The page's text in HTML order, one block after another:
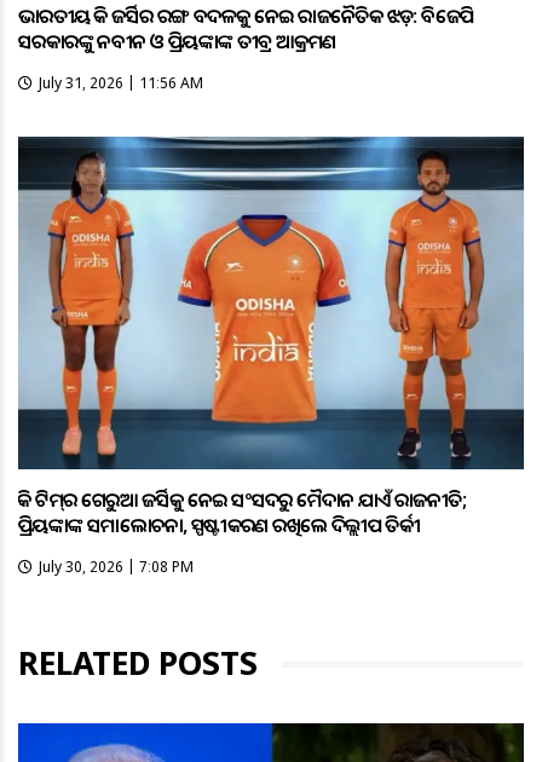
ଭାରତୀୟ ହକି ଜର୍ସିର ରଙ୍ଗ ବଦଳକୁ ନେଇ ରାଜନୈତିକ ଝଡ଼: ବିଜେପି
ସରକାରଙ୍କୁ ନବୀନ ଓ ପ୍ରିୟଙ୍କାଙ୍କ ତୀବ୍ର ଆକ୍ରମଣ
July 31, 2026 | 11:56 AM
ହକି ଟିମ୍‌ର ଗେରୁଆ ଜର୍ସିକୁ ନେଇ ସଂସଦରୁ ମୈଦାନ ଯାଏଁ ରାଜନୀତି;
ପ୍ରିୟଙ୍କାଙ୍କ ସମାଲୋଚନା, ସ୍ପଷ୍ଟୀକରଣ ରଖିଲେ ଦିଲ୍ଲୀପ ତିର୍କୀ
July 30, 2026 | 7:08 PM
RELATED POSTS